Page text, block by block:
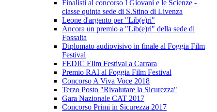
Finalisti al concorso I Giovani e le Scienze -
classe quinta sede di S.Stino di Livenza
Leone d'argento per "Lib(e)ri"
Ancora un premio a "Lib(e)ri" della sede di
Fossalta
Diplomato audiovisivo in finale al Foggia Film
Festival
FEDIC FIlm Festival a Carrara
Premio RAI al Foggia Film Festival
Concorso A Viva Voce 2018
Terzo Posto "Rivalutare la Sicurezza"
Gara Nazionale CAT 2017
Concorso Primi in Sicurezza 2017